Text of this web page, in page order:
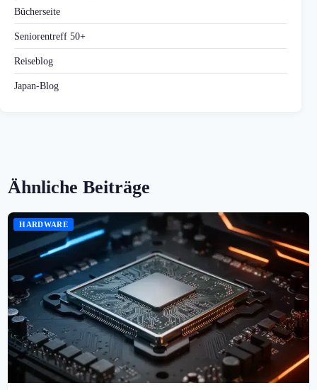
Bücherseite
Seniorentreff 50+
Reiseblog
Japan-Blog
Ähnliche Beiträge
HARDWARE